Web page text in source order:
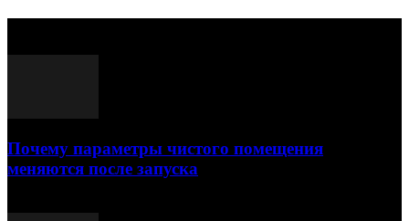
Почему параметры чистого помещения
меняются после запуска